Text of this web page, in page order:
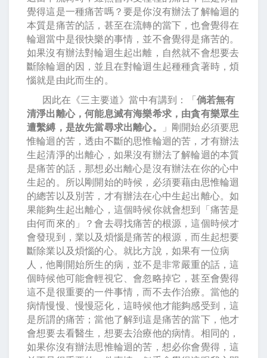
覺得這是一種痛苦嗎？要是你沒有辦法了解輪迴的
本質是痛苦的話，甚至在流轉的當下，也會覺得在
輪迴當中是很快樂的事情，並不會覺得是痛苦的。
如果沒有辦法對輪迴生起出離，自然就不會想要去
斷除輪迴的因，並且在對輪迴生起種種貪著時，煩
惱就是由此而生的。
因此在《三主要道》當中有講到：「倘若無有
清淨出離心，何能息滅有海樂希求，由貪有樂眾生
遭繫縛，是故先當尋求出離心。
」剛開始必須要思
惟輪迴的苦，透由不斷的思惟輪迴的苦，才有辦法
生起清淨的出離心，如果沒有辦法了解輪迴的本質
是痛苦的話，那想必出離心是沒有辦法在你的心中
生起的。所以剛開始的時候，必須要藉由思惟輪迴
的總苦以及別苦，才有辦法在心中生起出離心。如
果能夠生起出離心，這個時候你就會想到「痛苦是
由何而來的」？會去尋找痛苦的根源，這個時候才
會發現到，業以及煩惱是痛苦的根源，而生起想要
斷除業以及煩惱的心。就比方說，如果有一位病
人，他剛開始所生的病，並不是非常嚴重的話，這
個時候他可能會輕視它、會忽略掉它，甚至會覺得
這不是很重要的一件事情，而不去作治療。當他的
病情慢慢、慢慢惡化，這時候他才能夠感受到，這
是所謂的痛苦；當他了解到這是痛苦的當下，他才
會想要去看醫生，想要去治療他的病情。相同的，
如果你沒有辦法思惟輪迴的苦，想必你會覺得，這